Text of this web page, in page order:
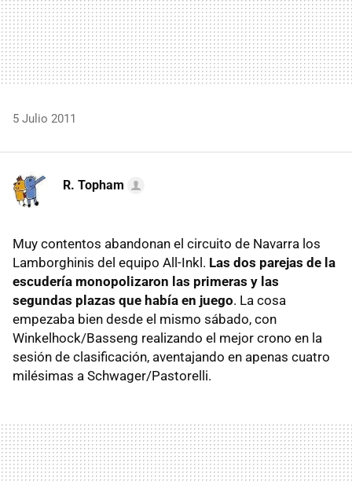
5 Julio 2011
R. Topham
Muy contentos abandonan el circuito de Navarra los
Lamborghinis del equipo All-Inkl. Las dos parejas de la
escudería monopolizaron las primeras y las
segundas plazas que había en juego. La cosa
empezaba bien desde el mismo sábado, con
Winkelhock/Basseng realizando el mejor crono en la
sesión de clasificación, aventajando en apenas cuatro
milésimas a Schwager/Pastorelli.